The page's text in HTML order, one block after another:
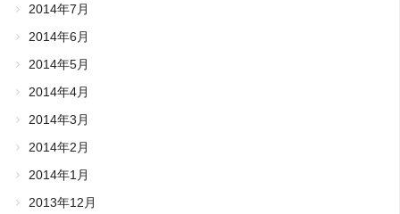
2014年7月
2014年6月
2014年5月
2014年4月
2014年3月
2014年2月
2014年1月
2013年12月